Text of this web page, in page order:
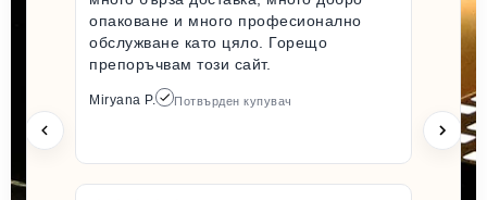
опаковане и много професионално
обслужване като цяло. Горещо
препоръчвам този сайт.
Miryana P. Потвърден купувач